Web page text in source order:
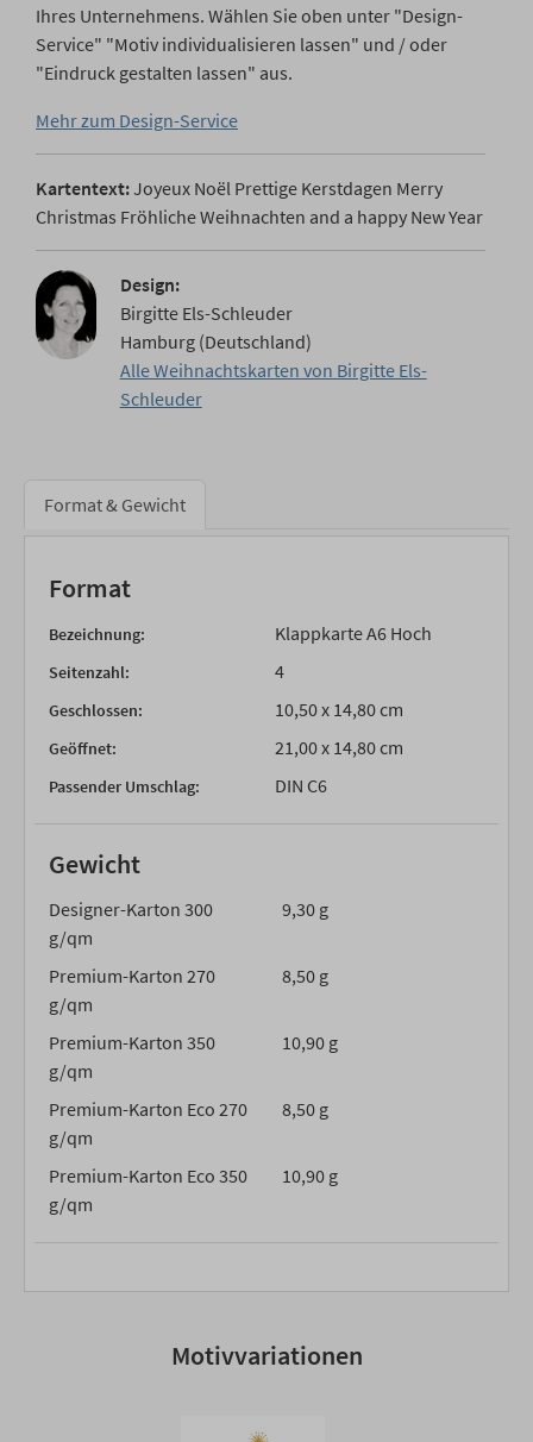
Ihres Unternehmens. Wählen Sie oben unter "Design-
Service" "Motiv individualisieren lassen" und / oder
"Eindruck gestalten lassen" aus.
Mehr zum Design-Service
Kartentext:Joyeux Noël Prettige Kerstdagen Merry
Christmas Fröhliche Weihnachten and a happy New Year
Design:
Birgitte Els-Schleuder
Hamburg (Deutschland)
Alle Weihnachtskarten von Birgitte Els-
Schleuder
Format & Gewicht
Format
Bezeichnung: Klappkarte A6 Hoch
Seitenzahl: 4
Geschlossen: 10,50 x 14,80 cm
Geöffnet: 21,00 x 14,80 cm
Passender Umschlag: DIN C6
Gewicht
Designer-Karton 300
g/qm
9,30 g
Premium-Karton 270
g/qm
8,50 g
Premium-Karton 350
g/qm
10,90 g
Premium-Karton Eco 270
g/qm
8,50 g
Premium-Karton Eco 350
g/qm
10,90 g
Motivvariationen